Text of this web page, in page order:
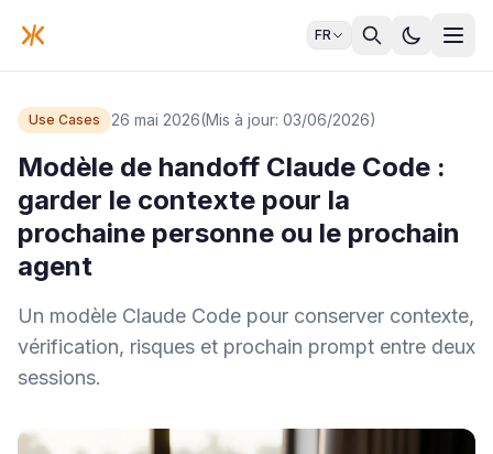
FR
Use Cases 26 mai 2026(Mis à jour: 03/06/2026)
Modèle de handoff Claude Code :
garder le contexte pour la
prochaine personne ou le prochain
agent
Un modèle Claude Code pour conserver contexte,
vérification, risques et prochain prompt entre deux
sessions.